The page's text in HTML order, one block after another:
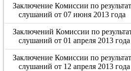
Заключение Комиссии по
слушаний от 07 июня 2013 года
Заключений Комиссии по
слушаний от 01 апреля 2013 года
Заключение Комиссии по
слушаний от 12 апреля 2013 года